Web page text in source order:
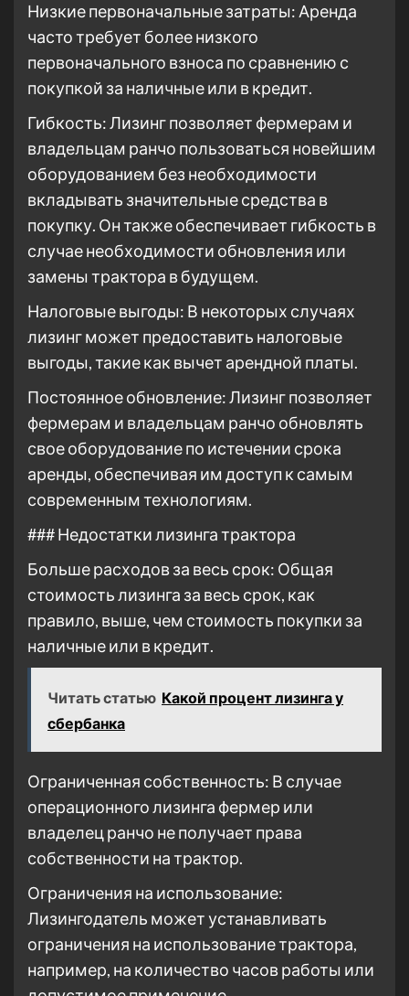
Низкие первоначальные затраты: Аренда
часто требует более низкого
первоначального взноса по сравнению с
покупкой за наличные или в кредит.
Гибкость: Лизинг позволяет фермерам и
владельцам ранчо пользоваться новейшим
оборудованием без необходимости
вкладывать значительные средства в
покупку. Он также обеспечивает гибкость в
случае необходимости обновления или
замены трактора в будущем.
Налоговые выгоды: В некоторых случаях
лизинг может предоставить налоговые
выгоды, такие как вычет арендной платы.
Постоянное обновление: Лизинг позволяет
фермерам и владельцам ранчо обновлять
свое оборудование по истечении срока
аренды, обеспечивая им доступ к самым
современным технологиям.
### Недостатки лизинга трактора
Больше расходов за весь срок: Общая
стоимость лизинга за весь срок, как
правило, выше, чем стоимость покупки за
наличные или в кредит.
Читать статью Какой процент лизинга у
сбербанка
Ограниченная собственность: В случае
операционного лизинга фермер или
владелец ранчо не получает права
собственности на трактор.
Ограничения на использование:
Лизингодатель может устанавливать
ограничения на использование трактора,
например, на количество часов работы или